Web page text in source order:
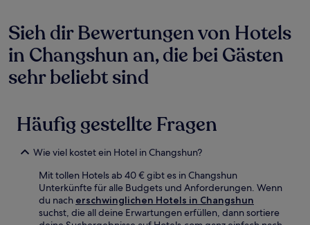
gelten.
Sieh dir Bewertungen von Hotels
in Changshun an, die bei Gästen
sehr beliebt sind
Häufig gestellte Fragen
Wie viel kostet ein Hotel in Changshun?
Mit tollen Hotels ab 40 € gibt es in Changshun
Unterkünfte für alle Budgets und Anforderungen. Wenn
du nach erschwinglichen Hotels in Changshun
suchst, die all deine Erwartungen erfüllen, dann sortiere